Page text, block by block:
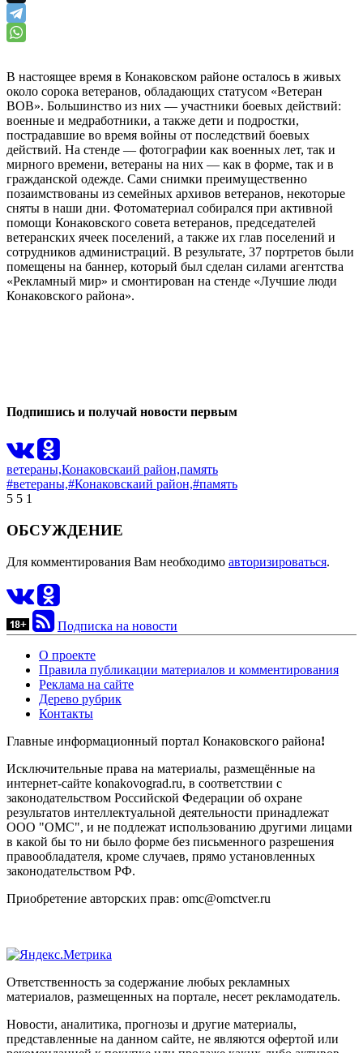
В настоящее время в Конаковском районе осталось в живых
около сорока ветеранов, обладающих статусом «Ветеран
ВОВ». Большинство из них — участники боевых действий:
военные и медработники, а также дети и подростки,
пострадавшие во время войны от последствий боевых
действий. На стенде — фотографии как военных лет, так и
мирного времени, ветераны на них — как в форме, так и в
гражданской одежде. Сами снимки преимущественно
позаимствованы из семейных архивов ветеранов, некоторые
сняты в наши дни. Фотоматериал собирался при активной
помощи Конаковского совета ветеранов, председателей
ветеранских ячеек поселений, а также их глав поселений и
сотрудников администраций. В результате, 37 портретов были
помещены на баннер, который был сделан силами агентства
«Рекламный мир» и смонтирован на стенде «Лучшие люди
Конаковского района».
Подпишись и получай новости первым
ветераны,Конаковскаий район,память
#ветераны,#Конаковскаий район,#память
5 5 1
ОБСУЖДЕНИЕ
Для комментирования Вам необходимо авторизироваться.
Подписка на новости
О проекте
Правила публикации материалов и комментирования
Реклама на сайте
Дерево рубрик
Контакты
Главные информационный портал Конаковского района!
Исключительные права на материалы, размещённые на
интернет-сайте konakovograd.ru, в соответствии с
законодательством Российской Федерации об охране
результатов интеллектуальной деятельности принадлежат
ООО "ОМС", и не подлежат использованию другими лицами
в какой бы то ни было форме без письменного разрешения
правообладателя, кроме случаев, прямо установленных
законодательством РФ.
Приобретение авторских прав: omc@omctver.ru
Ответственность за содержание любых рекламных
материалов, размещенных на портале, несет рекламодатель.
Новости, аналитика, прогнозы и другие материалы,
представленные на данном сайте, не являются офертой или